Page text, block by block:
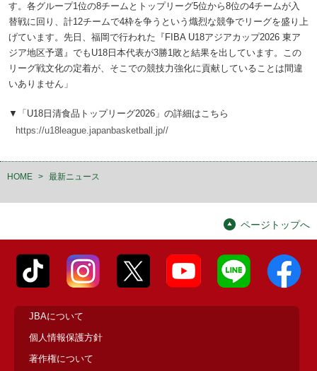
す。各グループ1位の8チームとトップリーグ5位から8位の4チームが入
替戦に回り、計12チームで4枠を争うという熾烈な競争でリーグを盛り上
げています。先日、福岡で行われた『FIBA U18アジアカップ2026 東ア
ジア地区予選』でもU18日本代表が3勝1敗と結果を出しています。この
リーグ戦文化の定着が、そこでの競技力強化に貢献していることは間違
いありません」
▼「U18日清食品トップリーグ2026」の詳細はこちら
https://u18league.japanbasketball.jp//
HOME > 最新ニュース
ページトップへ
JBAについて
個人情報保護方針
著作権について